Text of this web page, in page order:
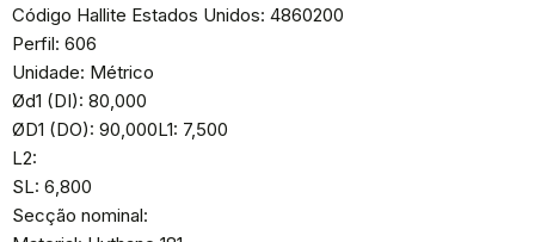
Código Hallite Estados Unidos: 4860200
Perfil: 606
Unidade: Métrico
Ød1 (DI): 80,000
ØD1 (DO): 90,000L1: 7,500
L2:
SL: 6,800
Secção nominal: